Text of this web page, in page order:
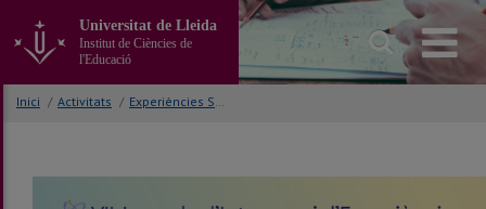
contingut
Universitat de Lleida
Institut de Ciències de
l'Educació
Inici / Activitats / Experiències STEAM